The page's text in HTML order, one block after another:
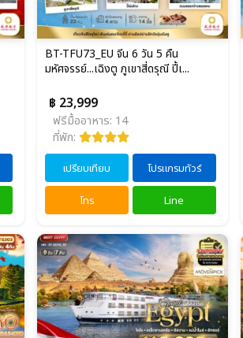
BT-TFU73_EU จีน 6 วัน 5 คืน
มหัศจรรย์...เฉิงตู ภูเขาสี่ดรุณี ปี้เ...
฿ 23,999
ฟรีมื้ออาหาร: 14
ที่พัก:
เปรียบเทียบ โปรแกรมทัวร์
โทร Line